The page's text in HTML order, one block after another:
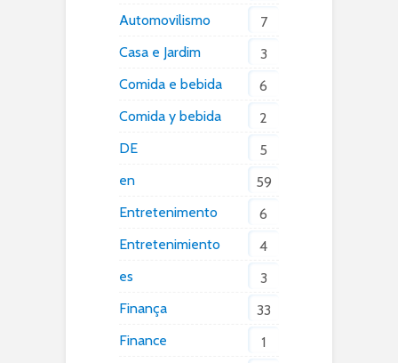
Automovilismo
7
Casa e Jardim
3
Comida e bebida
6
Comida y bebida
2
DE
5
en
59
Entretenimento
6
Entretenimiento
4
es
3
Finança
33
Finance
1